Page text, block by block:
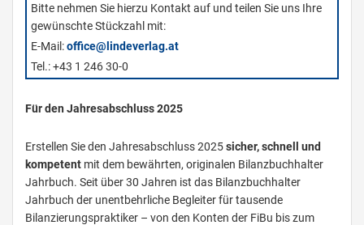
Bitte nehmen Sie hierzu Kontakt auf und teilen Sie uns Ihre
gewünschte Stückzahl mit:
E-Mail:office@lindeverlag.at
Tel.: +43 1 246 30-0
Für den Jahresabschluss 2025
Erstellen Sie den Jahresabschluss 2025sicher, schnell und
kompetent mit dem bewährten, originalen Bilanzbuchhalter
Jahrbuch. Seit über 30 Jahren ist das Bilanzbuchhalter
Jahrbuch der unentbehrliche Begleiter für tausende
Bilanzierungspraktiker – von den Konten der FiBu bis zum